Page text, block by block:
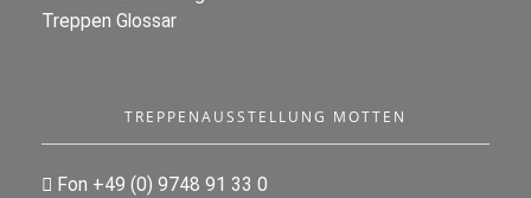
Treppen Glossar
TREPPENAUSSTELLUNG MOTTEN
Fon +49 (0) 9748 91 33 0